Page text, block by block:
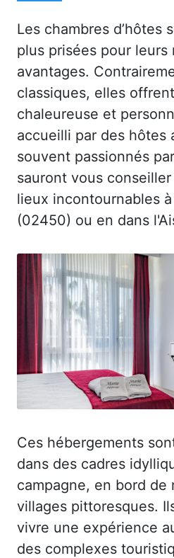
Les chambres d’hôtes
plus prisées pour leurs
avantages.
classiques, elles
chaleureuse et
accueilli par des hôtes
souvent passionnés
sauront vous
lieux incontournables
(02450) ou en dans
Ces hébergements
dans des cadres
campagne, en bord
villages pittoresques.
vivre une expérience
des complexes